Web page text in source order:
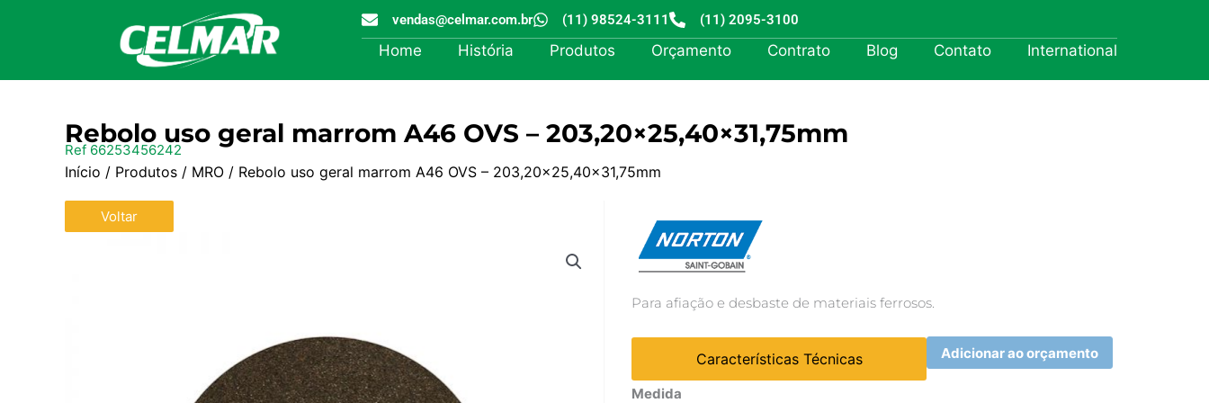
vendas@celmar.com.br (11) 98524-3111 (11) 2095-3100
Home História Produtos Orçamento Contrato Blog Contato International
Rebolo uso geral marrom A46 OVS – 203,20×25,40×31,75mm
Ref 66253456242
Início / Produtos / MRO / Rebolo uso geral marrom A46 OVS – 203,20×25,40×31,75mm
Voltar
Para afiação e desbaste de materiais ferrosos.
Características Técnicas Adicionar ao orçamento
Medida
Rebolo